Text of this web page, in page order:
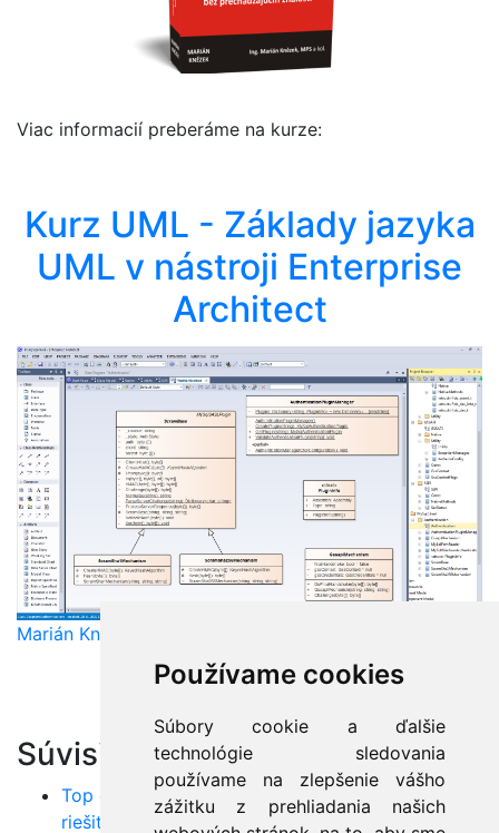
Používame cookies
Súbory cookie a ďalšie
technológie sledovania
používame na zlepšenie vášho
zážitku z prehliadania našich
Viac informacií preberáme na kurze:
Kurz UML - Základy jazyka
UML v nástroji Enterprise
Architect
Marián Knězek
Súvisiace články:
Top chyby v Jave: Poznáte ich všetky a viete ich
riešiť?